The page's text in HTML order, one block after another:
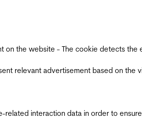
on the website - The cookie detects
relevant advertisement based on the
interaction data in order to